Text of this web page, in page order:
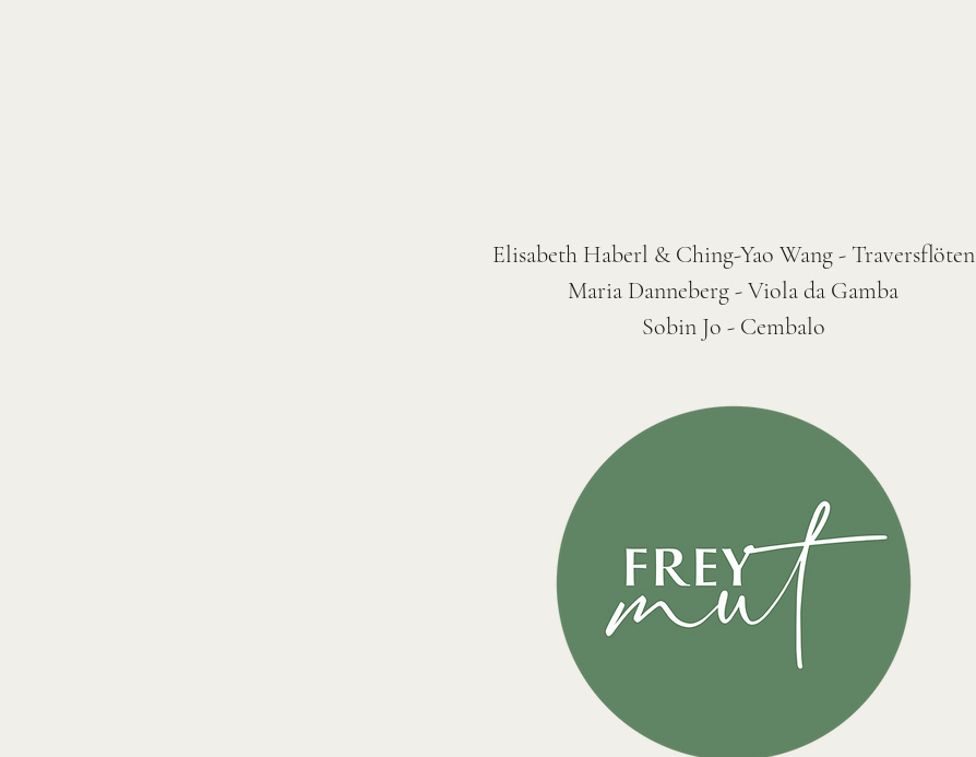
Elisabeth Haberl & Ching-Yao Wang - Traversflöten
Maria Danneberg - Viola da Gamba
Sobin Jo - Cembalo